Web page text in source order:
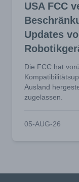
USA FCC
Updates
Die FCC hat
Ausland
zugelassen.
05-AUG-26